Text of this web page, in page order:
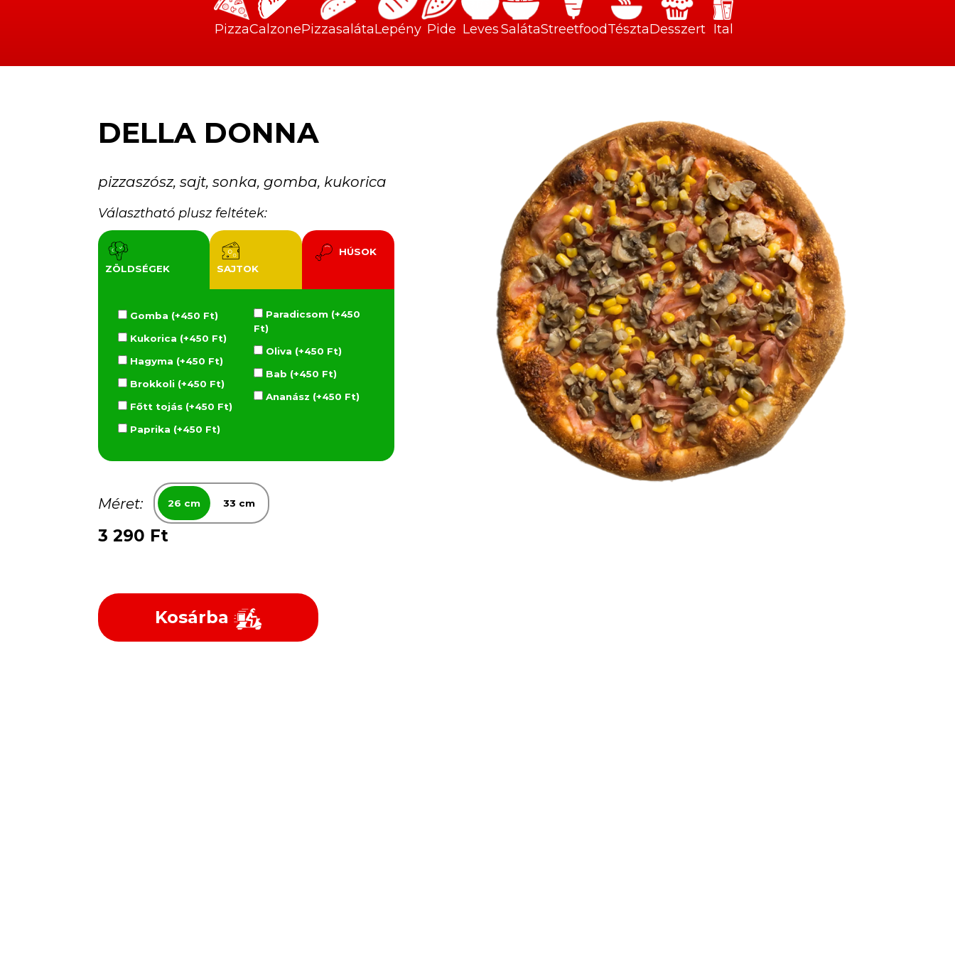
PizzaCalzonePizzasalátaLepény Pide LevesSalátaStreetfoodTésztaDesszert Ital
DELLA DONNA
pizzaszósz, sajt, sonka, gomba, kukorica
Választható plusz feltétek:
ZÖLDSÉGEK SAJTOK
HÚSOK
Gomba (+450 Ft)
Kukorica (+450 Ft)
Hagyma (+450 Ft)
Brokkoli (+450 Ft)
Főtt tojás (+450 Ft)
Paprika (+450 Ft)
Paradicsom (+450
Ft)
Oliva (+450 Ft)
Bab (+450 Ft)
Ananász (+450 Ft)
Méret: 26 cm 33 cm
3 290 Ft
Kosárba